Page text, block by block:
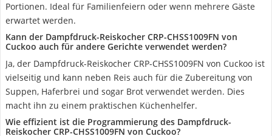
Portionen. Ideal für Familienfeiern oder wenn mehrere Gäste
erwartet werden.
Kann der Dampfdruck-Reiskocher CRP-CHSS1009FN von
Cuckoo auch für andere Gerichte verwendet werden?
Ja, der Dampfdruck-Reiskocher CRP-CHSS1009FN von Cuckoo ist
vielseitig und kann neben Reis auch für die Zubereitung von
Suppen, Haferbrei und sogar Brot verwendet werden. Dies
macht ihn zu einem praktischen Küchenhelfer.
Wie effizient ist die Programmierung des Dampfdruck-
Reiskocher CRP-CHSS1009FN von Cuckoo?